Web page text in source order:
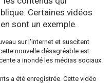
Certaines vidéos
sont un exemple.
sur l'internet et suscitent
nouvelle désagréable est
a inondé les médias sociaux.
a été enregistrée. Cette vidéo